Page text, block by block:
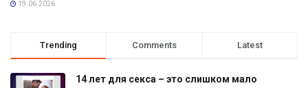
19.06.2026
Trending Comments Latest
14 лет для секса – это слишком мало